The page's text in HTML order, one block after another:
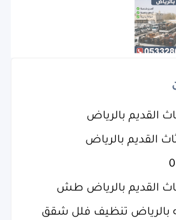
القديم بالرياض
القديم بالرياض
القديم بالرياض طش
بالرياض تنظيف فلل شقق